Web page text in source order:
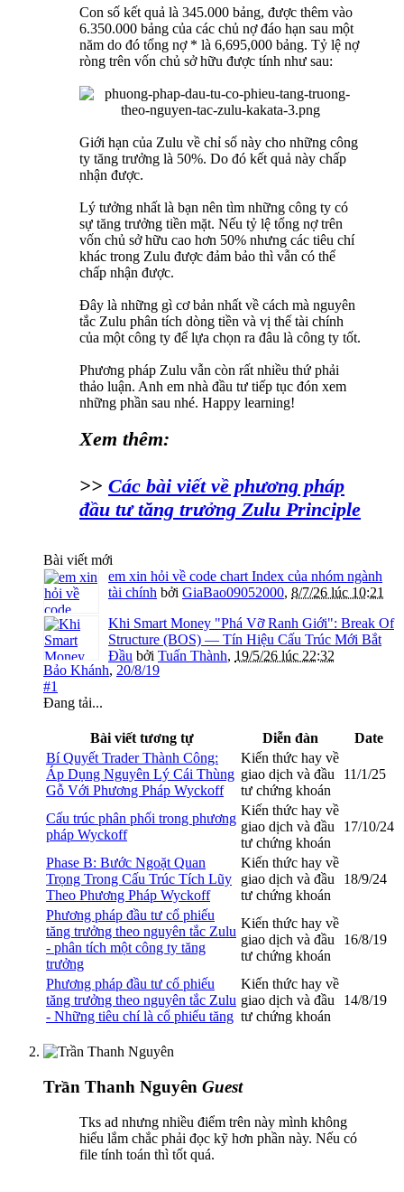
Con số kết quả là 345.000 bảng, được thêm vào
6.350.000 bảng của các chủ nợ đáo hạn sau một
năm do đó tổng nợ * là 6,695,000 bảng. Tỷ lệ nợ
ròng trên vốn chủ sở hữu được tính như sau:
Giới hạn của Zulu về chỉ số này cho những công
ty tăng trưởng là 50%. Do đó kết quả này chấp
nhận được.
Lý tưởng nhất là bạn nên tìm những công ty có
sự tăng trưởng tiền mặt. Nếu tỷ lệ tổng nợ trên
vốn chủ sở hữu cao hơn 50% nhưng các tiêu chí
khác trong Zulu được đảm bảo thì vẫn có thể
chấp nhận được.
Đây là những gì cơ bản nhất về cách mà nguyên
tắc Zulu phân tích dòng tiền và vị thế tài chính
của một công ty để lựa chọn ra đâu là công ty tốt.
Phương pháp Zulu vẫn còn rất nhiều thứ phải
thảo luận. Anh em nhà đầu tư tiếp tục đón xem
những phần sau nhé. Happy learning!
Xem thêm:
>> Các bài viết về phương pháp
đầu tư tăng trưởng Zulu Principle
Bài viết mới
em xin hỏi về code chart Index của nhóm ngành
tài chính bởi GiaBao09052000, 8/7/26 lúc 10:21
Khi Smart Money "Phá Vỡ Ranh Giới": Break Of
Structure (BOS) — Tín Hiệu Cấu Trúc Mới Bắt
Đầu bởi Tuấn Thành, 19/5/26 lúc 22:32
Bảo Khánh, 20/8/19
#1
Đang tải...
Bài viết tương tự Diễn đàn
Date
Bí Quyết Trader Thành Công:
Áp Dụng Nguyên Lý Cái Thùng
Gỗ Với Phương Pháp Wyckoff
Kiến thức hay về
giao dịch và đầu
tư chứng khoán
11/1/25
Cấu trúc phân phối trong phương
pháp Wyckoff
Kiến thức hay về
giao dịch và đầu
tư chứng khoán
17/10/24
Phase B: Bước Ngoặt Quan
Trọng Trong Cấu Trúc Tích Lũy
Theo Phương Pháp Wyckoff
Kiến thức hay về
giao dịch và đầu
tư chứng khoán
18/9/24
Phương pháp đầu tư cổ phiếu
tăng trưởng theo nguyên tắc Zulu
- phân tích một công ty tăng
trưởng
Kiến thức hay về
giao dịch và đầu
tư chứng khoán
16/8/19
Phương pháp đầu tư cổ phiếu
tăng trưởng theo nguyên tắc Zulu
- Những tiêu chí là cổ phiếu tăng
Kiến thức hay về
giao dịch và đầu
tư chứng khoán
14/8/19
Trần Thanh Nguyên Guest
Tks ad nhưng nhiều điểm trên này mình không
hiểu lắm chắc phải đọc kỹ hơn phần này. Nếu có
file tính toán thì tốt quá.